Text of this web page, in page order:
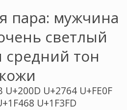
пара: мужчина
светлый
средний тон
кожи
U+200D U+2764 U+FE0F
U+1F3FD